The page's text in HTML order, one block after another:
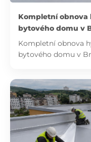
Kompletní obnova
bytového domu v
Kompletní obnova
bytového domu v